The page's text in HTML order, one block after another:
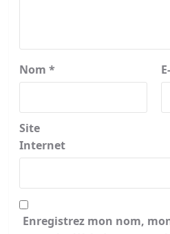
Nom *
Site
Internet
Enregistrez mon nom,